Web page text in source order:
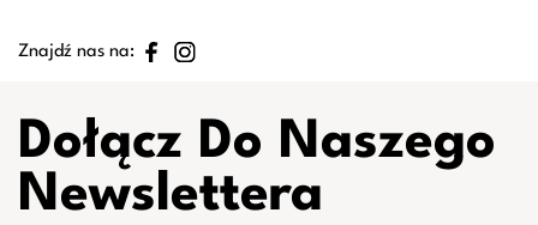
Znajdź nas na:
Dołącz Do Naszego
Newslettera